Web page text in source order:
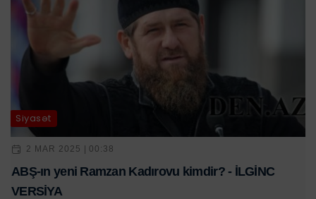
Siyasət
2 MAR 2025 | 00:38
ABŞ-ın yeni Ramzan Kadırovu kimdir? - İLGİNC
VERSİYA